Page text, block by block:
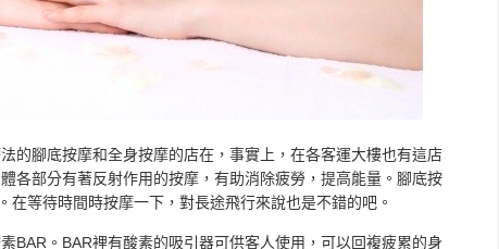
的腳底按摩和全身按摩的店在，事實上，在各客運大樓也有這店
各部分有著反射作用的按摩，有助消除疲勞，提高能量。腳底按
等待時間時按摩一下，對長途飛行來說也是不錯的吧。
BAR。BAR裡有酸素的吸引器可供客人使用，可以回複疲累的身